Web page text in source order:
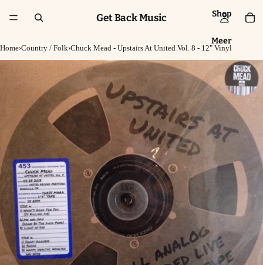
Shop
Meer
Get Back Music
Home›Country / Folk›Chuck Mead - Upstairs At United Vol. 8 - 12" Vinyl